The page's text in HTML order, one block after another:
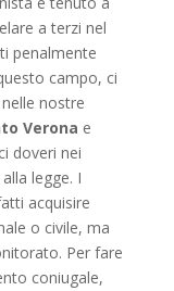
a terzi nel
penalmente
campo, ci
nostre
Verona e
doveri nei
legge. I
acquisire
o civile, ma
Per fare
coniugale,